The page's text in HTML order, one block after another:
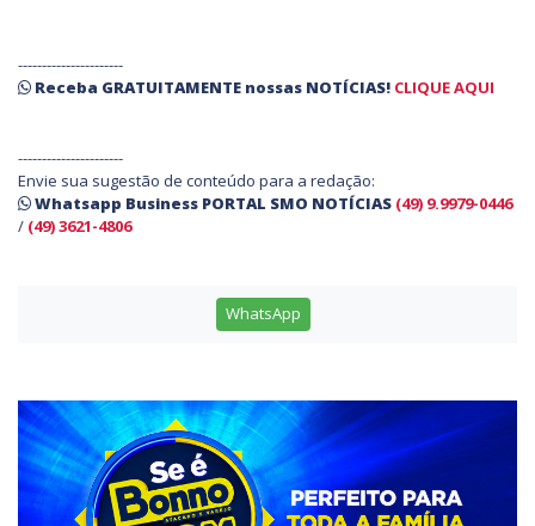
----------------------
Receba GRATUITAMENTE nossas NOTÍCIAS! CLIQUE AQUI
----------------------
Envie sua sugestão de conteúdo para a redação:
Whatsapp Business PORTAL SMO NOTÍCIAS (49) 9.9979-0446
/ (49) 3621-4806
WhatsApp